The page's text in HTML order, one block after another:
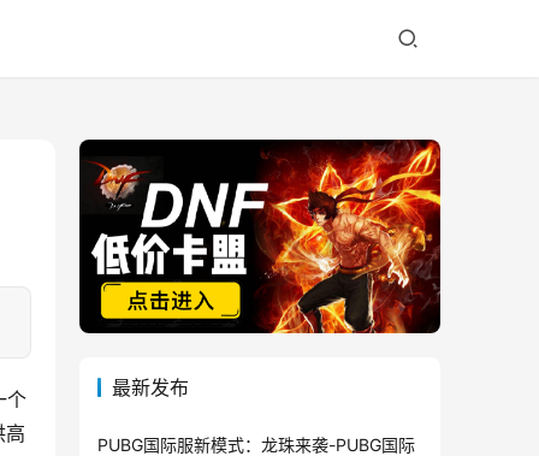
个
高
最新发布
PUBG国际服新模式：龙珠来袭-PUBG国际